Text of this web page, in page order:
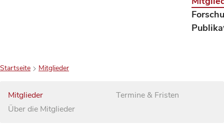
Startseite Mitglieder
Mitglieder
Über die Mitglieder
Termine & Fristen